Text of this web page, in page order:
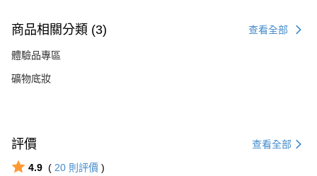
商品相關分類 (3) 查看全部
體驗品專區
礦物底妝
評價 查看全部
4.9 ( 20 則評價 )